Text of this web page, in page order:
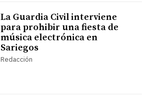
La Guardia Civil interviene
para prohibir una fiesta de
música electrónica en
Sariegos
Redacción